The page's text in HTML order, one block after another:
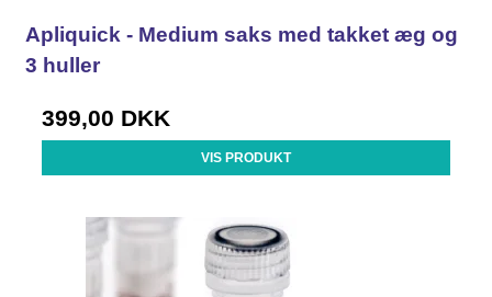
Apliquick - Medium saks med takket æg og
3 huller
399,00 DKK
VIS PRODUKT